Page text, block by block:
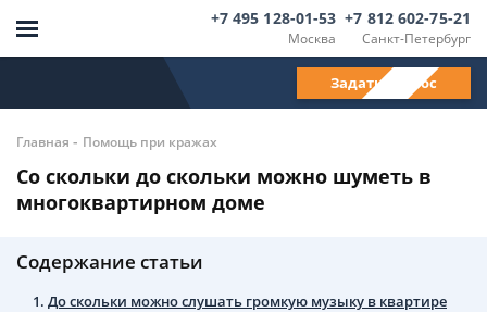
Москва
+7 495 128-01-53
Санкт-Петербург
+7 812 602-75-21
Задать вопрос
Главная - Помощь при кражах
Со скольки до скольки можно шуметь в
многоквартирном доме
Содержание статьи
До скольки можно слушать громкую музыку в квартире